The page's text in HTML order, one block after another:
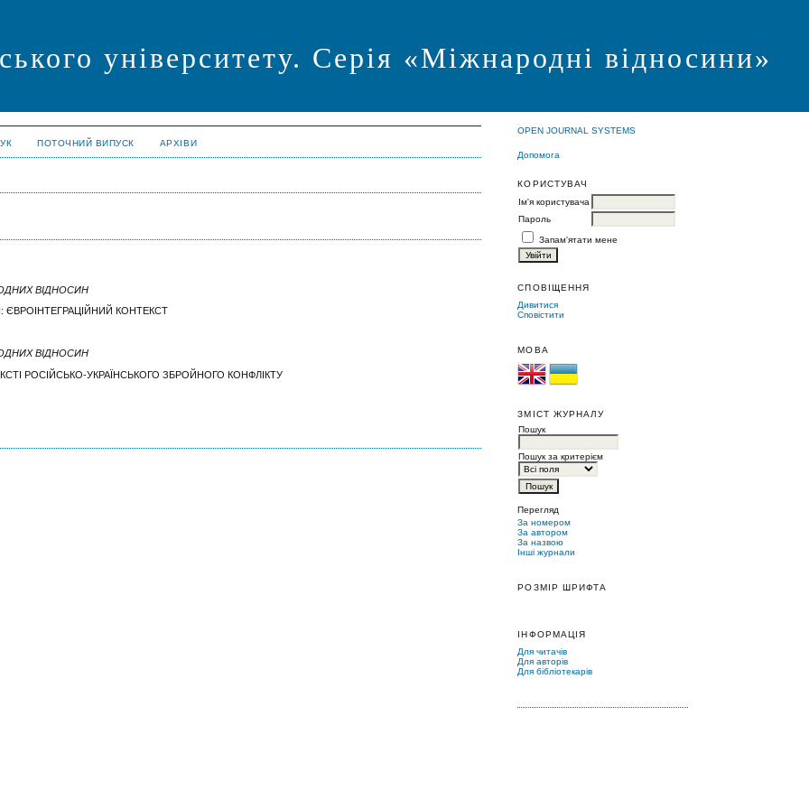
університету. Серія «Міжнародні відносини»
OPEN JOURNAL SYSTEMS
Допомога
КОРИСТУВАЧ
Ім'я користувача
Пароль
Запам'ятати мене
СПОВІЩЕННЯ
Дивитися
Сповістити
МОВА
ЗМІСТ ЖУРНАЛУ
Пошук
Пошук за критерієм
Перегляд
За номером
За автором
За назвою
Інші журнали
РОЗМІР ШРИФТА
ІНФОРМАЦІЯ
Для читачів
Для авторів
Для бібліотекарів
ПОТОЧНИЙ ВИПУСК АРХІВИ
ВІДНОСИН
ЄВРОІНТЕГРАЦІЙНИЙ КОНТЕКСТ
ВІДНОСИН
РОСІЙСЬКО-УКРАЇНСЬКОГО ЗБРОЙНОГО КОНФЛІКТУ